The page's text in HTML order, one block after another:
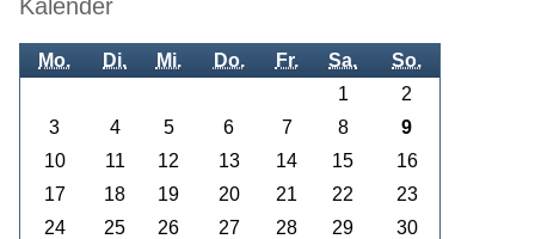
Kalender
Mo. Di. Mi. Do. Fr. Sa. So.
1
2
3
4 5 6 7 8
9
10
11 12 13 14 15
16
17
18 19 20 21 22
23
24
25 26 27 28 29
30